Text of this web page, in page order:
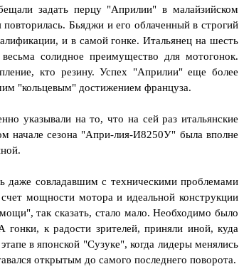
задать перцу "Априлии" в малайзийском
Бьяджи и его облаченный в строгий
и в самой гонке. Итальянец на шесть
солидное преимущество для мотогонок.
кто резину. Успех "Априлии" еще более
"кольцевым" достижением француза.
указывали на то, что на сей раз итальянские
начале сезона "Апри-лия-И8250У" была вполне
даже совладавшим с техническими проблемами
мощности мотора и идеальной конструкции
так сказать, стало мало. Необходимо было
гонки, к радости зрителей, приняли иной, куда
в японской "Сузуке", когда лидеры менялись
открытым до самого последнего поворота.